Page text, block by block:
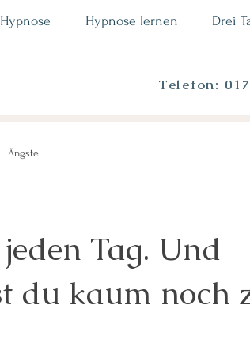
Hypnose Hypnose lernen Drei
Telefon:
Ängste
Tag. Und
du kaum noch